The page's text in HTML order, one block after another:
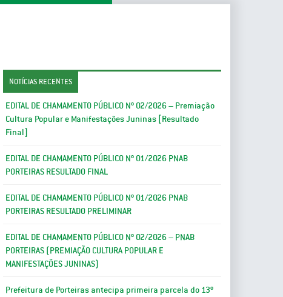
NOTÍCIAS RECENTES
EDITAL DE CHAMAMENTO PÚBLICO Nº 02/2026 – Premiação
Cultura Popular e Manifestações Juninas [Resultado
Final]
EDITAL DE CHAMAMENTO PÚBLICO Nº 01/2026 PNAB
PORTEIRAS RESULTADO FINAL
EDITAL DE CHAMAMENTO PÚBLICO Nº 01/2026 PNAB
PORTEIRAS RESULTADO PRELIMINAR
EDITAL DE CHAMAMENTO PÚBLICO Nº 02/2026 – PNAB
PORTEIRAS (PREMIAÇÃO CULTURA POPULAR E
MANIFESTAÇÕES JUNINAS)
Prefeitura de Porteiras antecipa primeira parcela do 13º